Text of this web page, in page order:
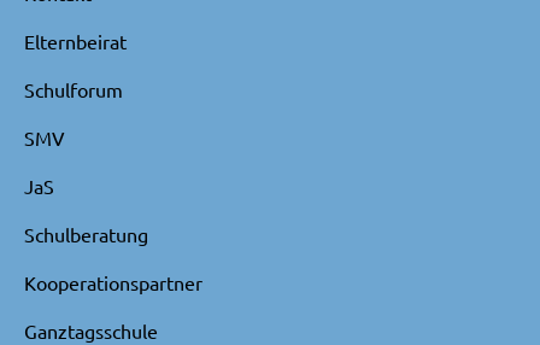
Elternbeirat
Schulforum
SMV
JaS
Schulberatung
Kooperationspartner
Ganztagsschule